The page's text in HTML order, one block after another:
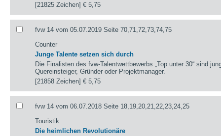
[21825 Zeichen]€ 5,75
fvw 14 vom 05.07.2019 Seite 70,71,72,73,74,75
Counter
Junge Talente setzen sich durch
Die Finalisten des fvw-Talentwettbewerbs „Top unter 30“ sind
Quereinsteiger, Gründer oder Projektmanager.
[21858 Zeichen]€ 5,75
fvw 14 vom 06.07.2018 Seite 18,19,20,21,22,23,24,25
Touristik
Die heimlichen Revolutionäre